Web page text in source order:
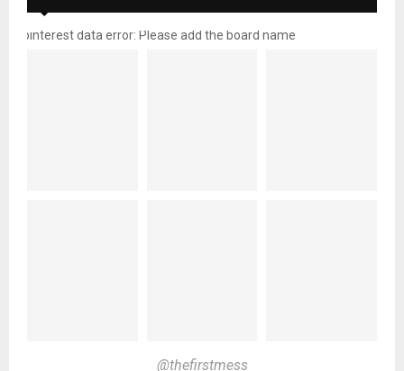
pinterest data error: Please add the board name
@thefirstmess